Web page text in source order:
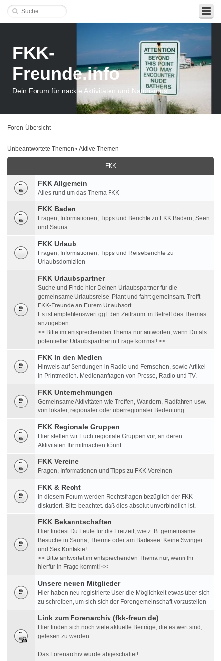
FKK-
Freunde.info
Dein Forum für nackte Aktivitäten und Naturismus
Foren-Übersicht
Unbeantwortete Themen • Aktive Themen
FKK
FKK Allgemein
Alles rund um das Thema FKK
FKK Baden
Fragen, Informationen, Tipps und Berichte zu FKK Bädern, Seen
und Sauna
FKK Urlaub
Fragen, Informationen, Tipps und Reiseberichte zu
Urlaubsdomizilen
FKK Urlaubspartner
Suche und Finde hier Deinen Urlaubspartner für die
gemeinsame Urlaubsreise. Plant und fahrt gemeinsam. Trefft
FKK-Freunde an Eurem Urlaubsort.
Es ist empfehlenswert ggf. den Zeitraum im Betreff des Themas
anzugeben.
>> Bitte im entsprechenden Thema nur antworten, wenn Du als
potentieller Urlaubspartner in Frage kommst! <<
FKK in den Medien
Hinweis auf Sendungen in Radio und Fernsehen, sowie Artikel
in Printmedien. Medienanfragen von Presse, Radio und TV.
FKK Unternehmungen
Gemeinsame Aktivitäten wie Treffen, Wandern, Radfahren usw.
von lokaler, regionaler oder überregionaler Bedeutung
FKK Regionale Gruppen
Hier stellen wir Euch regionale Gruppen vor, an deren
Aktivitäten Ihr mitmachen könnt.
FKK Vereine
Fragen, Informationen und Tipps zu FKK-Vereinen
FKK & Recht
In diesem Forum werden Rechtsfragen bezüglich der FKK
diskutiert. Bitte beachtet, daß dies absolut unverbindlich ist.
FKK Bekanntschaften
Hier findest Du Leute für die Freizeit, wie z. B. gemeinsame
Besuche in Sauna, Therme oder am Badesee. Keine Swinger
und Sex Kontakte!
>> Bitte antwortet im entsprechenden Thema nur, wenn Ihr
hierfür in Frage kommt! <<
Unsere neuen Mitglieder
Hier haben neu registrierte User die Möglichkeit etwas über sich
zu schreiben, um sich sich der Forengemeinschaft vorzustellen
Link zum Forenarchiv (fkk-freun.de)
Hier finden sich noch viele aktuelle Beiträge, die es wert sind,
gelesen zu werden.
Das Forenarchiv wurde abgeschaltet!